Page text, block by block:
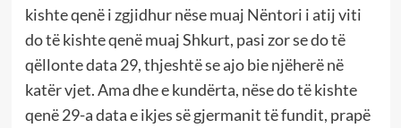
kishte qenë i zgjidhur nëse muaj Nëntori i atij viti
do të kishte qenë muaj Shkurt, pasi zor se do të
qëllonte data 29, thjeshtë se ajo bie njëherë në
katër vjet. Ama dhe e kundërta, nëse do të kishte
qenë 29-a data e ikjes së gjermanit të fundit, prapë